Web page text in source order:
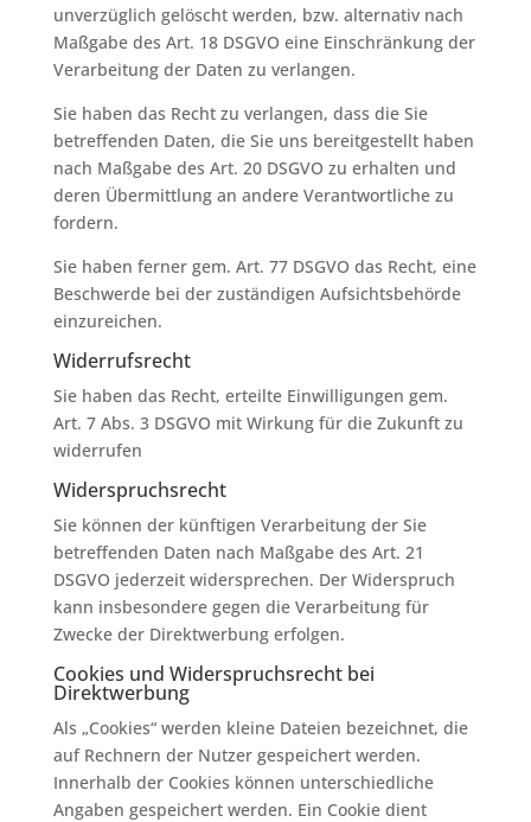
unverzüglich gelöscht werden, bzw. alternativ nach
Maßgabe des Art. 18 DSGVO eine Einschränkung der
Verarbeitung der Daten zu verlangen.
Sie haben das Recht zu verlangen, dass die Sie
betreffenden Daten, die Sie uns bereitgestellt haben
nach Maßgabe des Art. 20 DSGVO zu erhalten und
deren Übermittlung an andere Verantwortliche zu
fordern.
Sie haben ferner gem. Art. 77 DSGVO das Recht, eine
Beschwerde bei der zuständigen Aufsichtsbehörde
einzureichen.
Widerrufsrecht
Sie haben das Recht, erteilte Einwilligungen gem.
Art. 7 Abs. 3 DSGVO mit Wirkung für die Zukunft zu
widerrufen
Widerspruchsrecht
Sie können der künftigen Verarbeitung der Sie
betreffenden Daten nach Maßgabe des Art. 21
DSGVO jederzeit widersprechen. Der Widerspruch
kann insbesondere gegen die Verarbeitung für
Zwecke der Direktwerbung erfolgen.
Cookies und Widerspruchsrecht bei
Direktwerbung
Als „Cookies“ werden kleine Dateien bezeichnet, die
auf Rechnern der Nutzer gespeichert werden.
Innerhalb der Cookies können unterschiedliche
Angaben gespeichert werden. Ein Cookie dient